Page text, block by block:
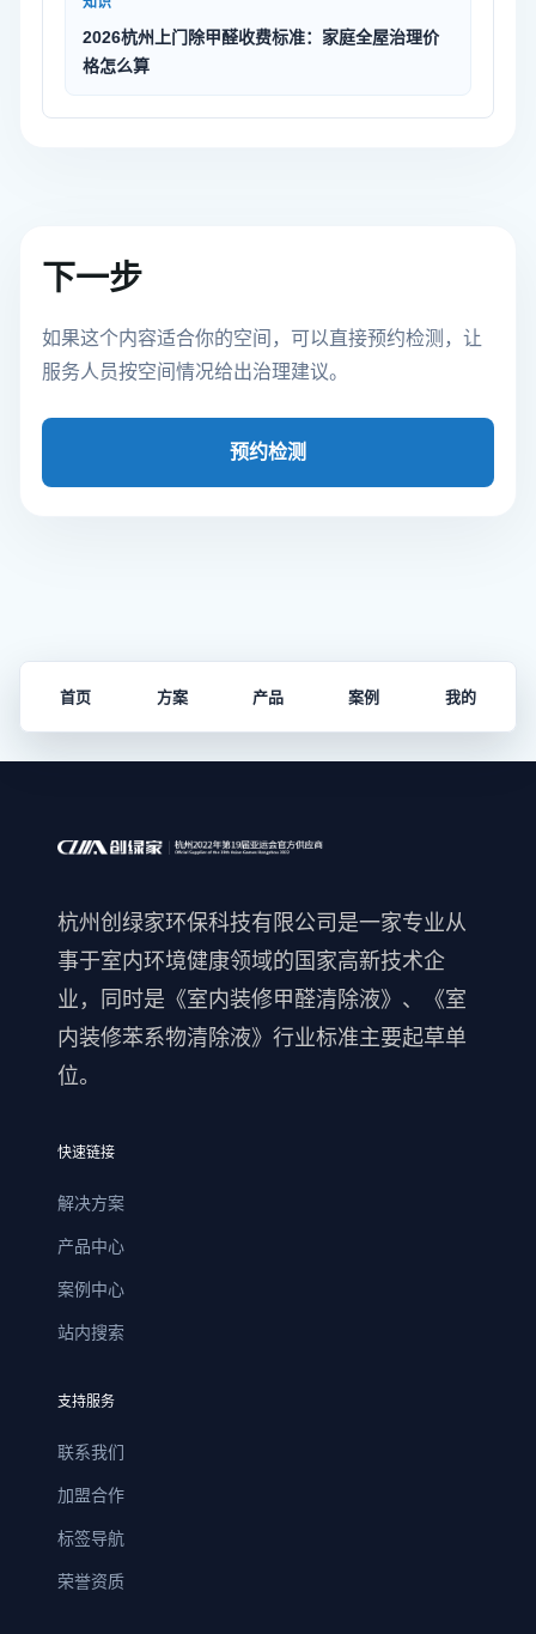
2026杭州上门除甲醛收费标准：家庭全屋治理价
格怎么算
下一步
如果这个内容适合你的空间，可以直接预约检测，让
服务人员按空间情况给出治理建议。
预约检测
首页 方案 产品 案例 我的
杭州创绿家环保科技有限公司是一家专业从
事于室内环境健康领域的国家高新技术企
业，同时是《室内装修甲醛清除液》、《室
内装修苯系物清除液》行业标准主要起草单
位。
快速链接
解决方案
产品中心
案例中心
站内搜索
支持服务
联系我们
加盟合作
标签导航
荣誉资质